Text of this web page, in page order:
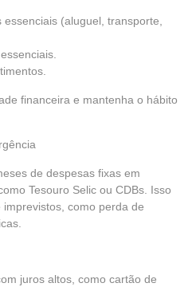
(aluguel, transporte,
financeira e mantenha o hábito
de despesas fixas em
Tesouro Selic ou CDBs. Isso
como perda de
juros altos, como cartão de